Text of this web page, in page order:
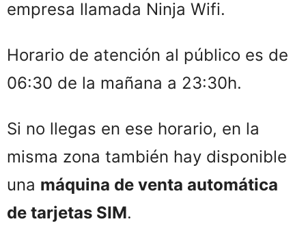
empresa llamada Ninja Wifi.
Horario de atención al público es de
06:30 de la mañana a 23:30h.
Si no llegas en ese horario, en la
misma zona también hay disponible
una máquina de venta automática
de tarjetas SIM.